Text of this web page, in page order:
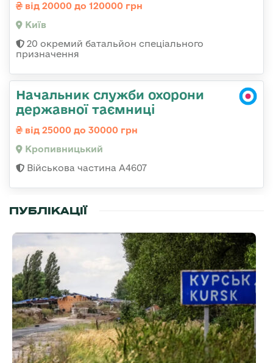
від 20000 до 120000 грн
Київ
20 окремий батальйон спеціального
призначення
Начальник служби охорони
державної таємниці
від 25000 до 30000 грн
Кропивницький
Військова частина А4607
ПУБЛІКАЦІЇ